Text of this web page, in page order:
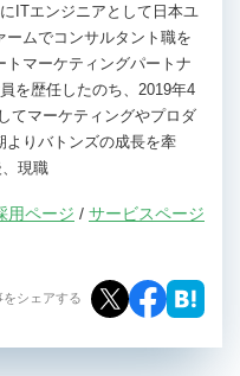
ITエンジニアとして日本ユ
ームでコンサルタント職を
マーケティングパートナ
を歴任したのち、2019年4
てマーケティングやプロダ
よりバトンズの成長を牽
現職
用ページ / サービスページ
をシェアする